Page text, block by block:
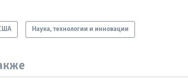
Наука, технологии и инновации